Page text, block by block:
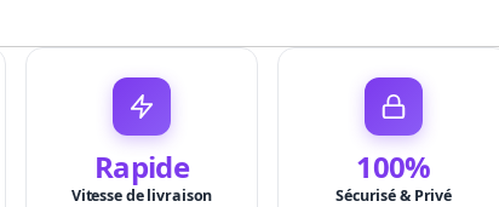
Rapide
Vitesse de livraison
100%
Sécurisé & Privé